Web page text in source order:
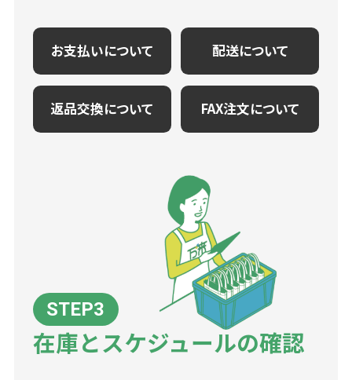
お支払いについて 配送について
返品交換について FAX注文について
在庫とスケジュールの確認